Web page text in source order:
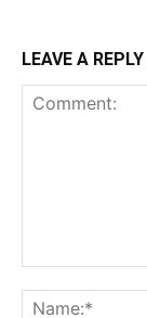
LEAVE A REPLY